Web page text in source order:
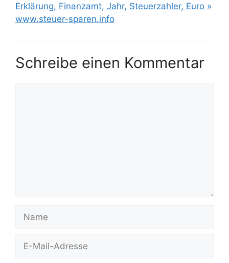
Erklärung, Finanzamt, Jahr, Steuerzahler, Euro »
www.steuer-sparen.info
Schreibe einen Kommentar
Name